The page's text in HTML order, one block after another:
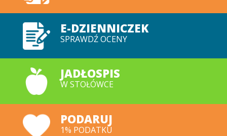
E-DZIENNICZEK
SPRAWDŹ OCENY
JADŁOSPIS
W STOŁÓWCE
PODARUJ
1% PODATKU